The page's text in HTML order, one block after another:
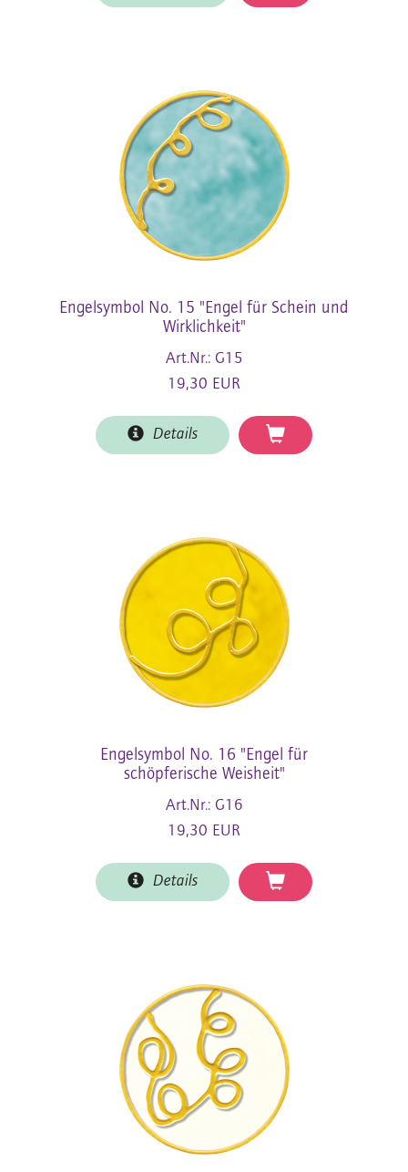
Engelsymbol No. 15 "Engel für Schein und
Wirklichkeit"
Art.Nr.: G15
19,30 EUR
Details
Engelsymbol No. 16 "Engel für
schöpferische Weisheit"
Art.Nr.: G16
19,30 EUR
Details